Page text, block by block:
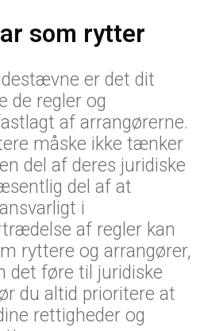
som rytter
er det dit
de regler og
af arrangørerne.
måske ikke tænker
del af deres juridiske
del af at
i
af regler kan
ryttere og arrangører,
det føre til juridiske
du altid prioritere at
rettigheder og